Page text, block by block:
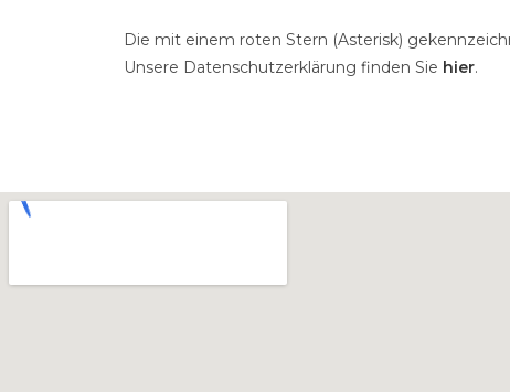
Die mit einem roten Stern (Asterisk)
Unsere Datenschutzerklärung finden Sie hier.